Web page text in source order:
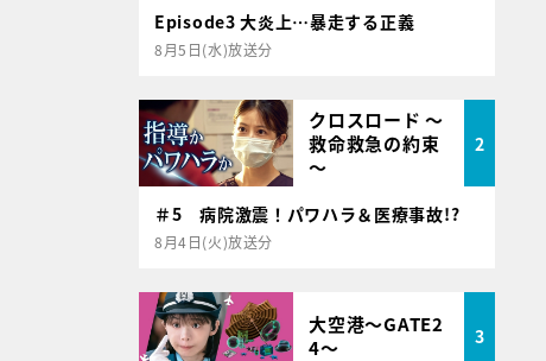
Episode3 大炎上…暴走する正義
8月5日(水)放送分
クロスロード ～
救命救急の約束
～
2
＃5 病院激震！パワハラ＆医療事故!?
8月4日(火)放送分
大空港～GATE2
4～
3